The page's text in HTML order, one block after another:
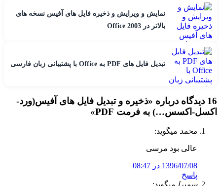
نمایش و ویرایش و ذخیره فایل های آفیس نسخه های
بالاتر در Office 2003
تبدیل فایل های PDF به Office با پشتیبانی زبان فارسی
16 دیدگاه درباره «
ذخیره و تبدیل فایل های آفیس(ورد-
اکسل-اکسس…) به فرمت PDF
»
محمد میگوید:
عالی بود مرسی
1396/07/08 در 08:47
پاسخ